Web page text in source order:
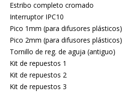
Estribo completo cromado
Interruptor IPC10
Pico 1mm (para difusores plásticos)
Pico 2mm (para difusores plásticos)
Tornillo de reg. de aguja (antiguo)
Kit de repuestos 1
Kit de repuestos 2
Kit de repuestos 3